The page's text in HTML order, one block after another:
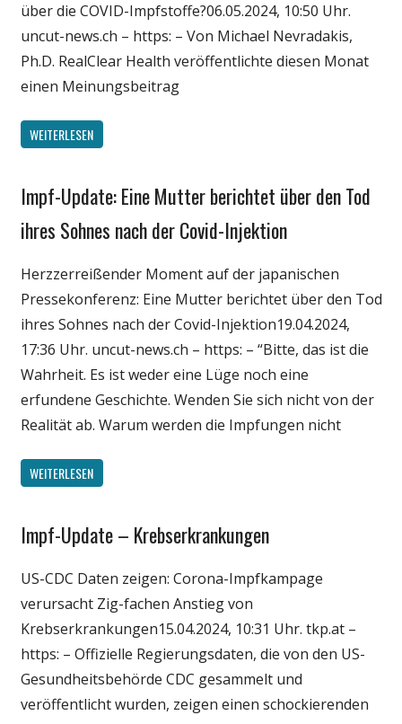
über die COVID-Impfstoffe?06.05.2024, 10:50 Uhr.
uncut-news.ch – https: – Von Michael Nevradakis,
Ph.D. RealClear Health veröffentlichte diesen Monat
einen Meinungsbeitrag
WEITERLESEN
Gesellschaft
Medien
Wirtschaft
Wissenschaft
Impf-Update: Eine Mutter berichtet über den Tod
ihres Sohnes nach der Covid-Injektion
Herzzerreißender Moment auf der japanischen
Pressekonferenz: Eine Mutter berichtet über den Tod
ihres Sohnes nach der Covid-Injektion19.04.2024,
17:36 Uhr. uncut-news.ch – https: – “Bitte, das ist die
Wahrheit. Es ist weder eine Lüge noch eine
erfundene Geschichte. Wenden Sie sich nicht von der
Realität ab. Warum werden die Impfungen nicht
WEITERLESEN
Gesellschaft
Politik
Wirtschaft
Wissenschaft
Impf-Update – Krebserkrankungen
US-CDC Daten zeigen: Corona-Impfkampage
verursacht Zig-fachen Anstieg von
Krebserkrankungen15.04.2024, 10:31 Uhr. tkp.at –
https: – Offizielle Regierungsdaten, die von den US-
Gesundheitsbehörde CDC gesammelt und
veröffentlicht wurden, zeigen einen schockierenden